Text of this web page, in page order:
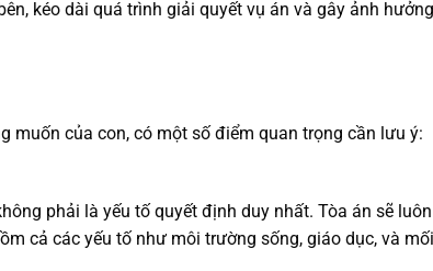
kéo dài quá trình giải quyết vụ án và gây ảnh hưởng
muốn của con, có một số điểm quan trọng cần lưu ý:
phải là yếu tố quyết định duy nhất. Tòa án sẽ luôn
cả các yếu tố như môi trường sống, giáo dục, và mối